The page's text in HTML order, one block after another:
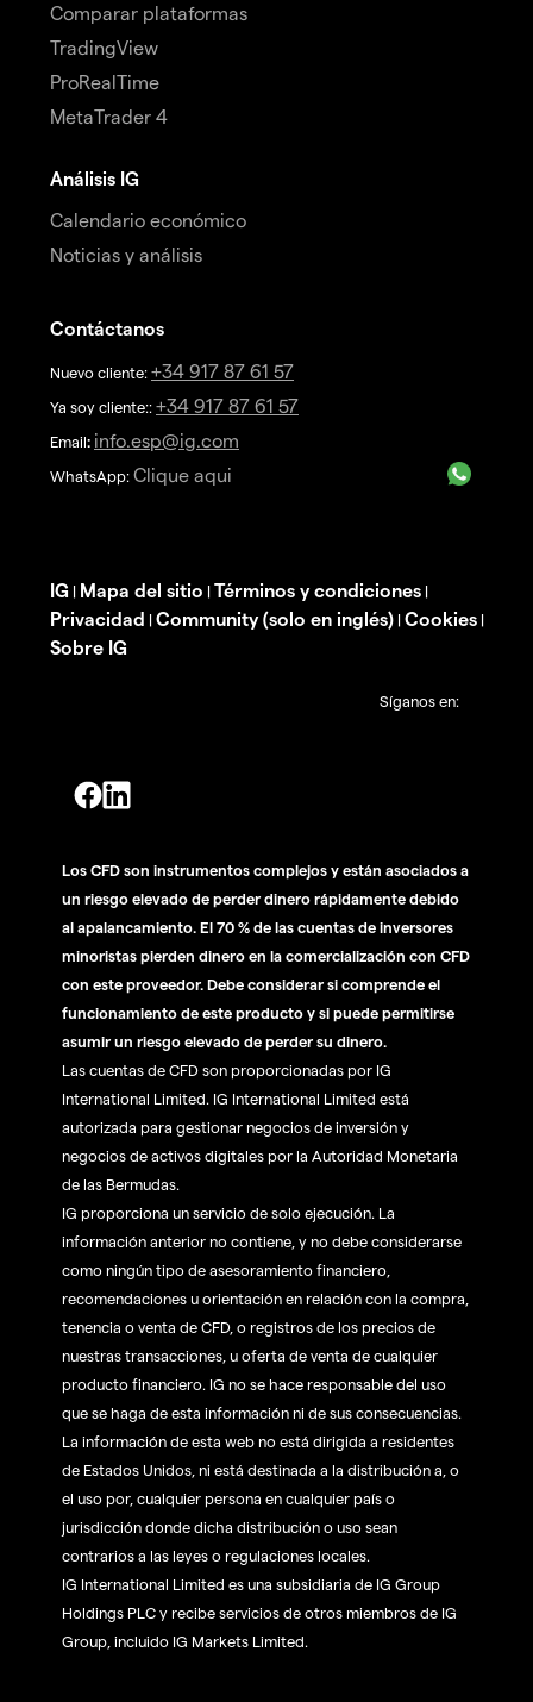
Comparar plataformas
TradingView
ProRealTime
MetaTrader 4
Análisis IG
Calendario económico
Noticias y análisis
Contáctanos
Nuevo cliente: +34 917 87 61 57
Ya soy cliente:: +34 917 87 61 57
Email: info.esp@ig.com
WhatsApp: Clique aqui
IG | Mapa del sitio | Términos y condiciones |
Privacidad | Community (solo en inglés) | Cookies |
Sobre IG
Síganos en:
Los CFD son instrumentos complejos y están asociados a
un riesgo elevado de perder dinero rápidamente debido
al apalancamiento. El 70 % de las cuentas de inversores
minoristas pierden dinero en la comercialización con CFD
con este proveedor. Debe considerar si comprende el
funcionamiento de este producto y si puede permitirse
asumir un riesgo elevado de perder su dinero.
Las cuentas de CFD son proporcionadas por IG
International Limited. IG International Limited está
autorizada para gestionar negocios de inversión y
negocios de activos digitales por la Autoridad Monetaria
de las Bermudas.
IG proporciona un servicio de solo ejecución. La
información anterior no contiene, y no debe considerarse
como ningún tipo de asesoramiento financiero,
recomendaciones u orientación en relación con la compra,
tenencia o venta de CFD, o registros de los precios de
nuestras transacciones, u oferta de venta de cualquier
producto financiero. IG no se hace responsable del uso
que se haga de esta información ni de sus consecuencias.
La información de esta web no está dirigida a residentes
de Estados Unidos, ni está destinada a la distribución a, o
el uso por, cualquier persona en cualquier país o
jurisdicción donde dicha distribución o uso sean
contrarios a las leyes o regulaciones locales.
IG International Limited es una subsidiaria de IG Group
Holdings PLC y recibe servicios de otros miembros de IG
Group, incluido IG Markets Limited.